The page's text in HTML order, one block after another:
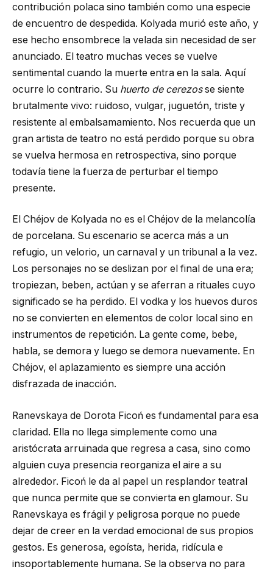
contribución polaca sino también como una especie
de encuentro de despedida. Kolyada murió este año, y
ese hecho ensombrece la velada sin necesidad de ser
anunciado. El teatro muchas veces se vuelve
sentimental cuando la muerte entra en la sala. Aquí
ocurre lo contrario. Su huerto de cerezosse siente
brutalmente vivo: ruidoso, vulgar, juguetón, triste y
resistente al embalsamamiento. Nos recuerda que un
gran artista de teatro no está perdido porque su obra
se vuelva hermosa en retrospectiva, sino porque
todavía tiene la fuerza de perturbar el tiempo
presente.
El Chéjov de Kolyada no es el Chéjov de la melancolía
de porcelana. Su escenario se acerca más a un
refugio, un velorio, un carnaval y un tribunal a la vez.
Los personajes no se deslizan por el final de una era;
tropiezan, beben, actúan y se aferran a rituales cuyo
significado se ha perdido. El vodka y los huevos duros
no se convierten en elementos de color local sino en
instrumentos de repetición. La gente come, bebe,
habla, se demora y luego se demora nuevamente. En
Chéjov, el aplazamiento es siempre una acción
disfrazada de inacción.
Ranevskaya de Dorota Ficoń es fundamental para esa
claridad. Ella no llega simplemente como una
aristócrata arruinada que regresa a casa, sino como
alguien cuya presencia reorganiza el aire a su
alrededor. Ficoń le da al papel un resplandor teatral
que nunca permite que se convierta en glamour. Su
Ranevskaya es frágil y peligrosa porque no puede
dejar de creer en la verdad emocional de sus propios
gestos. Es generosa, egoísta, herida, ridícula e
insoportablemente humana. Se la observa no para